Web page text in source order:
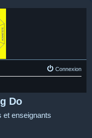
Connexion
Do
et enseignants